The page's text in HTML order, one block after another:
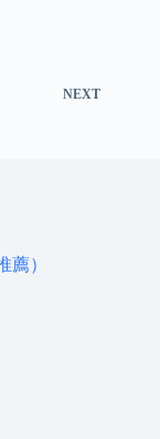
NEXT
薦）